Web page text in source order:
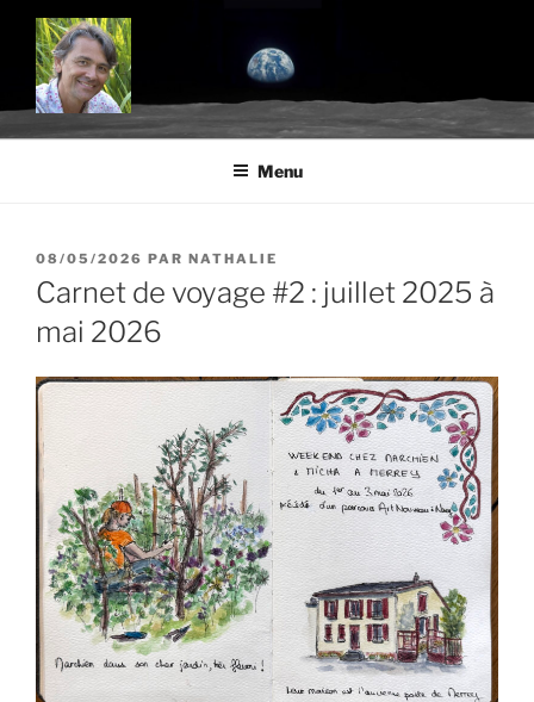
Aller
contenu
principal
BLOG.TROUDE.COM
Science, environnement et citoyenneté
Menu
PUBLIÉ
LE
08/05/2026 PAR NATHALIE
Carnet de voyage #2 : juillet 2025 à
mai 2026